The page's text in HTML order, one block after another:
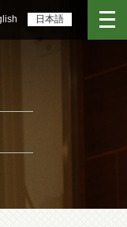
日本語